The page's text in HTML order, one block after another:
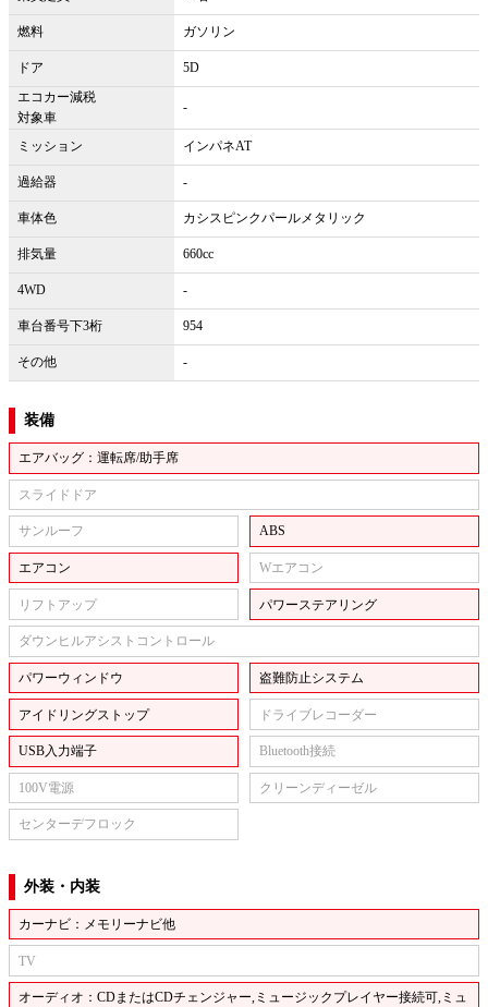
燃料 ガソリン
ドア
5D
エコカー減税
対象車
-
ミッション インパネAT
過給器 -
車体色 カシスピンクパールメタリック
排気量 660cc
4WD -
車台番号下3桁 954
その他 -
装備
エアバッグ：運転席/助手席
スライドドア
サンルーフ ABS
エアコン Wエアコン
リフトアップ パワーステアリング
ダウンヒルアシストコントロール
パワーウィンドウ 盗難防止システム
アイドリングストップ ドライブレコーダー
USB入力端子 Bluetooth接続
100V電源 クリーンディーゼル
センターデフロック
外装・内装
カーナビ：メモリーナビ他
TV
オーディオ：CDまたはCDチェンジャー,ミュージックプレイヤー接続可,ミュ